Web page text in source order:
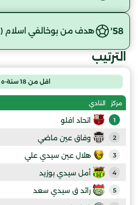
58' هدف من بوخالفي اسلام
الترتيب
اقل من 18 سنة-ه
مركز النادي
1 اتحاد افلو
2 وفاق عين ماضي
3 هلال عين سيدي علي
4 أمل سيدي بوزيد
5 رائد ق سيدي سعد